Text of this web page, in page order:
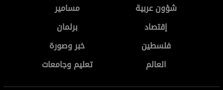
شؤون عربية
مسامير
إقتصاد
برلمان
فلسطين
خبر وصورة
العالم
تعليم وجامعات